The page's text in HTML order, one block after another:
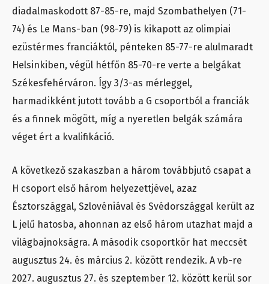
diadalmaskodott 87-85-re, majd Szombathelyen (71-
74) és Le Mans-ban (98-79) is kikapott az olimpiai
ezüstérmes franciáktól, pénteken 85-77-re alulmaradt
Helsinkiben, végül hétfőn 85-70-re verte a belgákat
Székesfehérváron. Így 3/3-as mérleggel,
harmadikként jutott tovább a G csoportból a franciák
és a finnek mögött, míg a nyeretlen belgák számára
véget ért a kvalifikáció.
A következő szakaszban a három továbbjutó csapat a
H csoport első három helyezettjével, azaz
Észtországgal, Szlovéniával és Svédországgal került az
L jelű hatosba, ahonnan az első három utazhat majd a
világbajnokságra. A második csoportkör hat meccsét
augusztus 24. és március 2. között rendezik. A vb-re
2027. augusztus 27. és szeptember 12. között kerül sor